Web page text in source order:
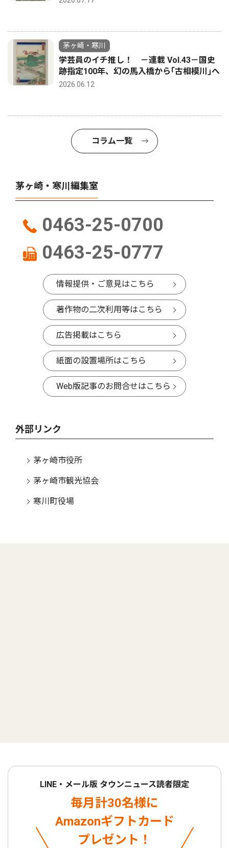
茅ヶ崎・寒川
学芸員のイチ推し！ －連載 Vol.43－国史
跡指定100年、幻の馬入橋から｢古相模川｣へ
2026.06.12
コラム一覧
茅ヶ崎・寒川編集室
0463-25-0700
0463-25-0777
情報提供・ご意見はこちら
著作物の二次利用等はこちら
広告掲載はこちら
紙面の設置場所はこちら
Web版記事のお問合せはこちら
外部リンク
茅ヶ崎市役所
茅ヶ崎市観光協会
寒川町役場
LINE・メール版 タウンニュース読者限定
毎月計30名様に
Amazonギフトカード
プレゼント！